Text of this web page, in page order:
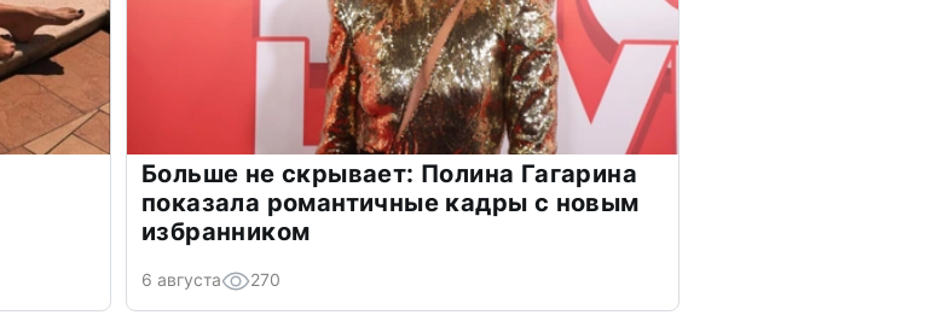
Больше не скрывает: Полина Гагарина
показала романтичные кадры с новым
избранником
6 августа 270